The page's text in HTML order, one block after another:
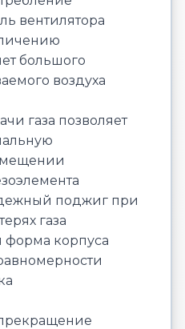
вентилятора
большого
воздуха
газа позволяет
поджиг при
газа
корпуса